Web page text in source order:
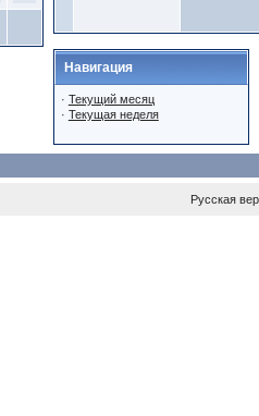
Навигация
· Текущий месяц
· Текущая неделя
Русская